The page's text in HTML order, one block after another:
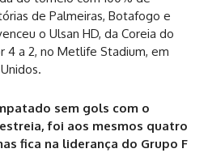
de Palmeiras, Botafogo e
o Ulsan HD, da Coreia do
4 a 2, no Metlife Stadium, em
sem gols com o
foi aos mesmos quatro
fica na liderança do Grupo F